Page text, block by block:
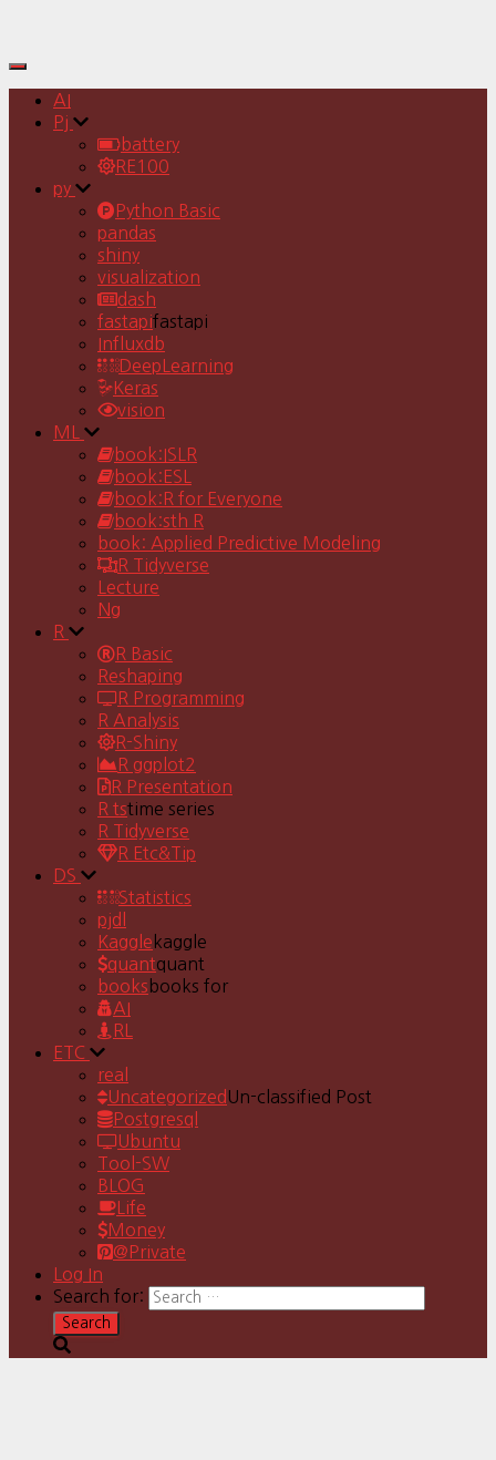
Toggle
Navigation
AI
Pj
battery
RE100
py
Python Basic
pandas
shiny
visualization
dash
fastapifastapi
Influxdb
DeepLearning
Keras
vision
ML
book:ISLR
book:ESL
book:R for Everyone
book:sth R
book: Applied Predictive Modeling
R Tidyverse
Lecture
Ng
R
R Basic
Reshaping
R Programming
R Analysis
R-Shiny
R ggplot2
R Presentation
R tstime series
R Tidyverse
R Etc&Tip
DS
Statistics
pjdl
Kaggle kaggle
quantquant
books books for
AI
RL
ETC
real
Uncategorized Un-classified Post
Postgresql
Ubuntu
Tool-SW
BLOG
Life
Money
@Private
Log In
Search for: